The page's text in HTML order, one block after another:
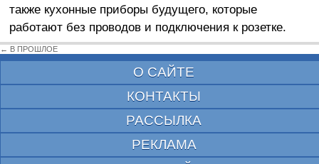
также кухонные приборы будущего, которые
работают без проводов и подключения к розетке.
← В ПРОШЛОЕ
О САЙТЕ
КОНТАКТЫ
РАССЫЛКА
РЕКЛАМА